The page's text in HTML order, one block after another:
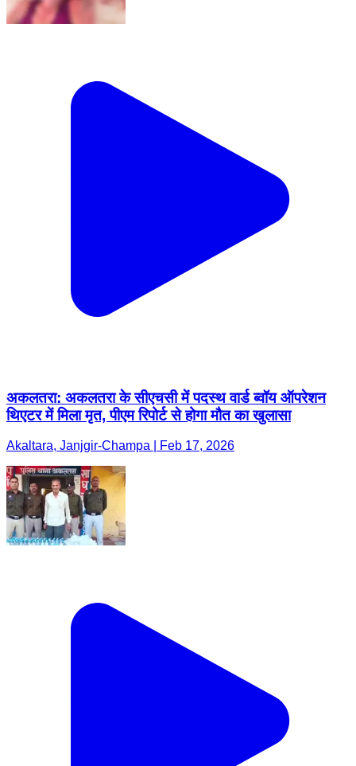
अकलतरा: अकलतरा के सीएचसी में पदस्थ वार्ड ब्वॉय ऑपरेशन
थिएटर में मिला मृत, पीएम रिपोर्ट से होगा मौत का खुलासा
Akaltara, Janjgir-Champa | Feb 17, 2026